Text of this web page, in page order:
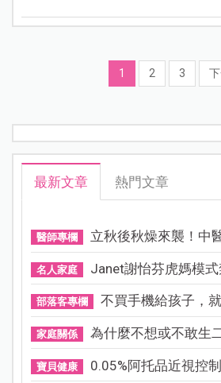
1 2 3
最新文章 熱門文章
醫師專欄 立秋後秋燥來襲！中
名人家庭 Janet謝怡芬虎媽模式
部落客專欄 不買手機給孩子，
家庭關係 為什麼不想或不敢生
寶貝健康 0.05%阿托品近視控